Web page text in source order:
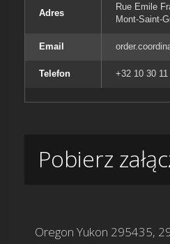
Adres
Rue Emile
Mont-Saint-
Email
Telefon +32 10 30 11
Pobierz
Oregon Yukon 295435,